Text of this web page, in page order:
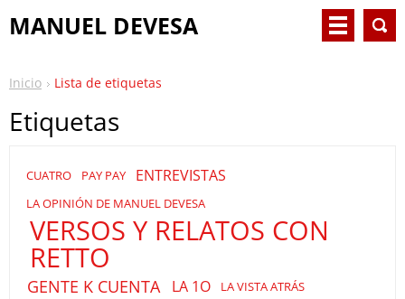
MANUEL DEVESA
Inicio Lista de etiquetas
Etiquetas
CUATRO PAY PAY ENTREVISTAS
LA OPINIÓN DE MANUEL DEVESA
VERSOS Y RELATOS CON
RETTO
GENTE K CUENTA LA 1O
LA VISTA ATRÁS